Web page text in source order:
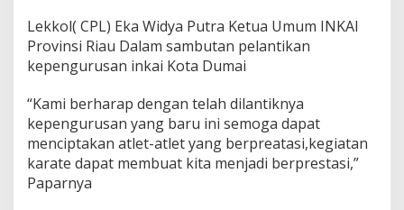
Lekkol( CPL) Eka Widya Putra Ketua Umum INKAI
Provinsi Riau Dalam sambutan pelantikan
kepengurusan inkai Kota Dumai
“Kami berharap dengan telah dilantiknya
kepengurusan yang baru ini semoga dapat
menciptakan atlet-atlet yang berpreatasi,kegiatan
karate dapat membuat kita menjadi berprestasi,”
Paparnya